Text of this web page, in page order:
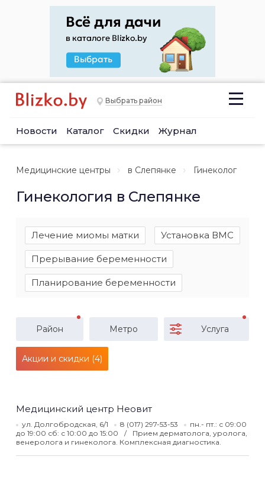
Выбрать район
Новости Каталог Скидки Журнал
Медицинские центры в Слепянке Гинеколог
Гинекология в Слепянке
Лечение миомы матки Установка ВМС
Прерывание беременности
Планирование беременности
Район Метро Услуга
Акции и скидки (4)
Медицинский центр Неовит
ул. Долгобродская, 6/1 8 (017) 297-53-53
пн.- пт.: с 09:00
до 19:00 сб: с 10:00 до 15:00
Прием дерматолога, уролога,
венеролога и гинеколога. Комплексная диагностика.